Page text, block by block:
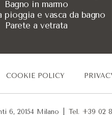
Separato e Balcone
Bagno in marmo
pioggia e vasca da bagno
Parete a vetrata
COOKIE POLICY
6, 20154 Milano Tel. +39 02